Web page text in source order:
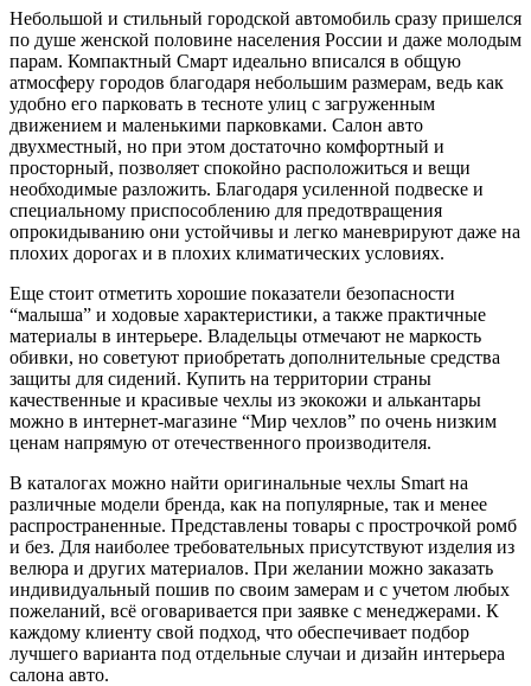
Небольшой и стильный городской автомобиль сразу пришелся
по душе женской половине населения России и даже молодым
парам. Компактный Смарт идеально вписался в общую
атмосферу городов благодаря небольшим размерам, ведь как
удобно его парковать в тесноте улиц с загруженным
движением и маленькими парковками. Салон авто
двухместный, но при этом достаточно комфортный и
просторный, позволяет спокойно расположиться и вещи
необходимые разложить. Благодаря усиленной подвеске и
специальному приспособлению для предотвращения
опрокидыванию они устойчивы и легко маневрируют даже на
плохих дорогах и в плохих климатических условиях.
Еще стоит отметить хорошие показатели безопасности
“малыша” и ходовые характеристики, а также практичные
материалы в интерьере. Владельцы отмечают не маркость
обивки, но советуют приобретать дополнительные средства
защиты для сидений. Купить на территории страны
качественные и красивые чехлы из экокожи и алькантары
можно в интернет-магазине “Мир чехлов” по очень низким
ценам напрямую от отечественного производителя.
В каталогах можно найти оригинальные чехлы Smart на
различные модели бренда, как на популярные, так и менее
распространенные. Представлены товары с прострочкой ромб
и без. Для наиболее требовательных присутствуют изделия из
велюра и других материалов. При желании можно заказать
индивидуальный пошив по своим замерам и с учетом любых
пожеланий, всё оговаривается при заявке с менеджерами. К
каждому клиенту свой подход, что обеспечивает подбор
лучшего варианта под отдельные случаи и дизайн интерьера
салона авто.